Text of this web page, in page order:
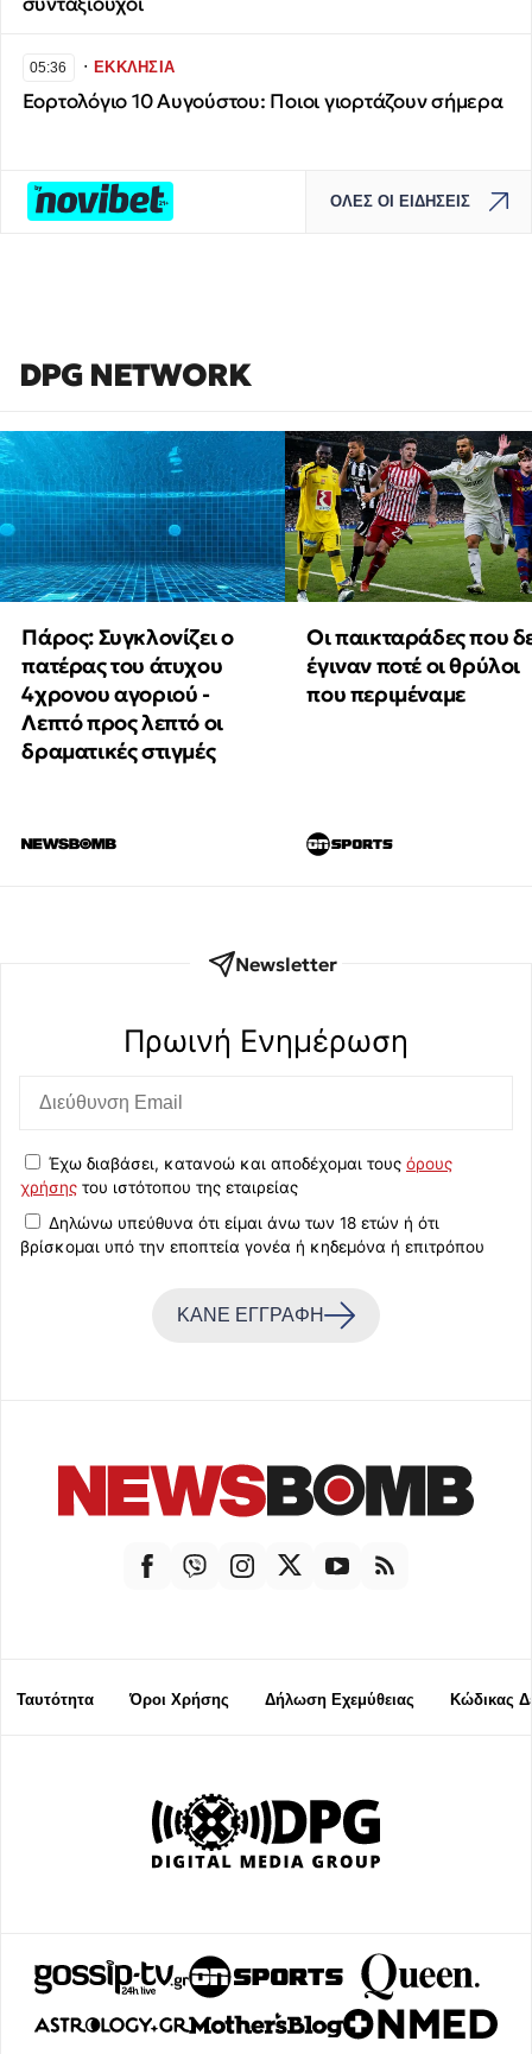
05:36 ∙ΕΚΚΛΗΣΙΑ
Εορτολόγιο 10 Αυγούστου: Ποιοι γιορτάζουν σήμερα
ΟΛΕΣ ΟΙ ΕΙΔΗΣΕΙΣ
DPG NETWORK
Πάρος: Συγκλονίζει ο
πατέρας του άτυχου
4χρονου αγοριού -
Λεπτό προς λεπτό οι
δραματικές στιγμές
Οι παικταράδες που
έγιναν ποτέ οι θρύλοι
που περιμέναμε
Newsletter
Πρωινή Eνημέρωση
Έχω διαβάσει, κατανοώ και αποδέχομαι τους όρους
χρήσης του ιστότοπου της εταιρείας
Δηλώνω υπεύθυνα ότι είμαι άνω των 18 ετών ή ότι
βρίσκομαι υπό την εποπτεία γονέα ή κηδεμόνα ή επιτρόπου
ΚΑΝΕ ΕΓΓΡΑΦΗ
Ταυτότητα Όροι Χρήσης Δήλωση Εχεμύθειας Κώδικας